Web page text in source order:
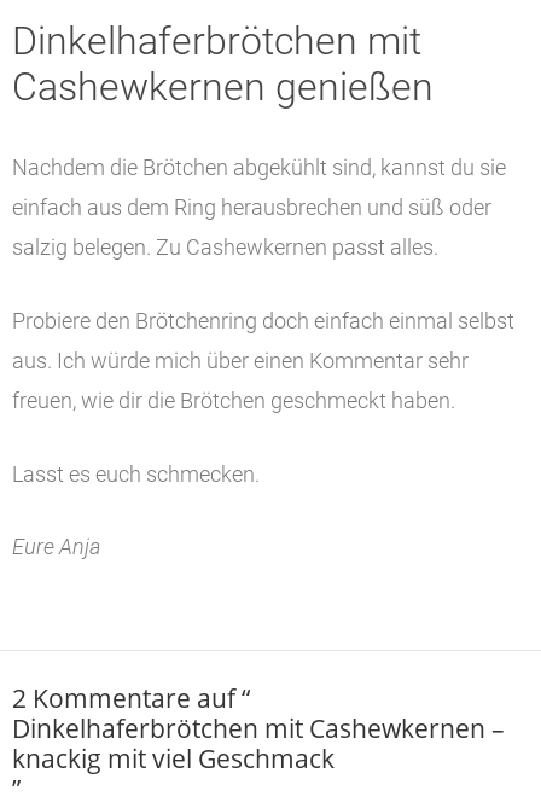
Dinkelhaferbrötchen mit
Cashewkernen genießen
Nachdem die Brötchen abgekühlt sind, kannst du sie
einfach aus dem Ring herausbrechen und süß oder
salzig belegen. Zu Cashewkernen passt alles.
Probiere den Brötchenring doch einfach einmal selbst
aus. Ich würde mich über einen Kommentar sehr
freuen, wie dir die Brötchen geschmeckt haben.
Lasst es euch schmecken.
Eure Anja
2 Kommentare auf “
Dinkelhaferbrötchen mit Cashewkernen –
knackig mit viel Geschmack
”